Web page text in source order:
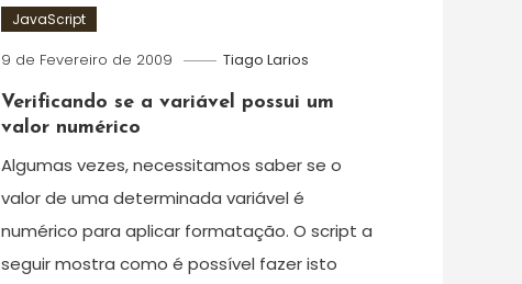
JavaScript
9 de Fevereiro de 2009 Tiago Larios
Verificando se a variável possui um
valor numérico
Algumas vezes, necessitamos saber se o
valor de uma determinada variável é
numérico para aplicar formatação. O script a
seguir mostra como é possível fazer isto